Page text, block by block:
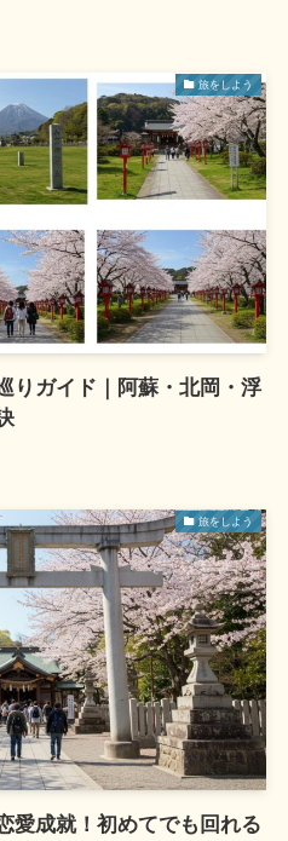
旅をしよう
りガイド｜阿蘇・北岡・浮
旅をしよう
愛成就！初めてでも回れる